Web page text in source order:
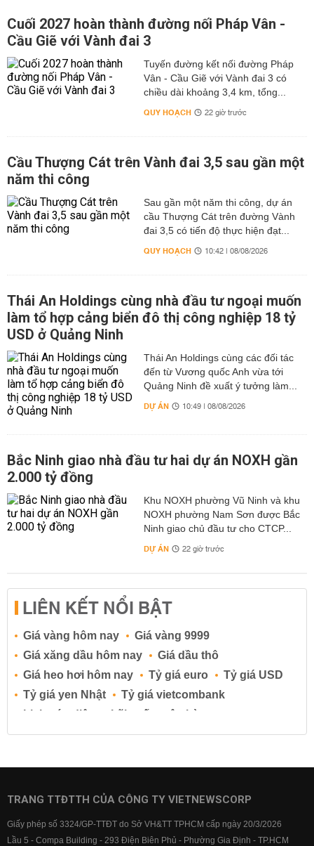
Cuối 2027 hoàn thành đường nối Pháp Vân -
Cầu Giẽ với Vành đai 3
Tuyến đường kết nối đường Pháp
Vân - Cầu Giẽ với Vành đai 3 có
chiều dài khoảng 3,4 km, tổng...
QUY HOẠCH 22 giờ trước
Cầu Thượng Cát trên Vành đai 3,5 sau gần một
năm thi công
Sau gần một năm thi công, dự án
cầu Thượng Cát trên đường Vành
đai 3,5 có tiến độ thực hiện đạt...
QUY HOẠCH 10:42 | 08/08/2026
Thái An Holdings cùng nhà đầu tư ngoại muốn
làm tổ hợp cảng biển đô thị công nghiệp 18 tỷ
USD ở Quảng Ninh
Thái An Holdings cùng các đối tác
đến từ Vương quốc Anh vừa tới
Quảng Ninh đề xuất ý tưởng làm...
DỰ ÁN 10:49 | 08/08/2026
Bắc Ninh giao nhà đầu tư hai dự án NOXH gần
2.000 tỷ đồng
Khu NOXH phường Vũ Ninh và khu
NOXH phường Nam Sơn được Bắc
Ninh giao chủ đầu tư cho CTCP...
DỰ ÁN 22 giờ trước
LIÊN KẾT NỔI BẬT
Giá vàng hôm nay
Giá vàng 9999
Giá xăng dầu hôm nay
Giá dầu thô
Giá heo hơi hôm nay
Tỷ giá euro
Tỷ giá USD
Tỷ giá yen Nhật
Tỷ giá vietcombank
Lịch cúp điện
Lãi suất ngân hàng
Lãi suất tiết kiệm
Lãi suất tiền gửi
Lãi suất ngân hàng BIDV
Lãi suất ngân hàng Vietcombank
TRANG TTĐTTH CỦA CÔNG TY VIETNEWSCORP
Giấy phép số 3324/GP-TTĐT do Sở VH&TT TPHCM cấp ngày 20/3/2026
Lầu 5 - Compa Building - 293 Điện Biên Phủ - Phường Gia Định - TP.HCM